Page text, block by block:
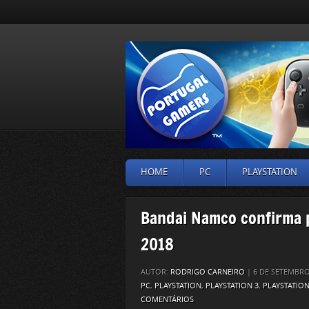
HOME PC PLAYSTATION
Bandai Namco confirma
2018
AUTOR: RODRIGO CARNEIRO | 6 DE
PC, PLAYSTATION, PLAYSTATION 3,
COMENTÁRIOS